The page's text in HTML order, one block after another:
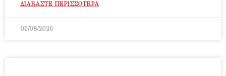
ΔΙΑΒΑΣΤΕ ΠΕΡΙΣΣΟΤΕΡΑ
05/08/2026